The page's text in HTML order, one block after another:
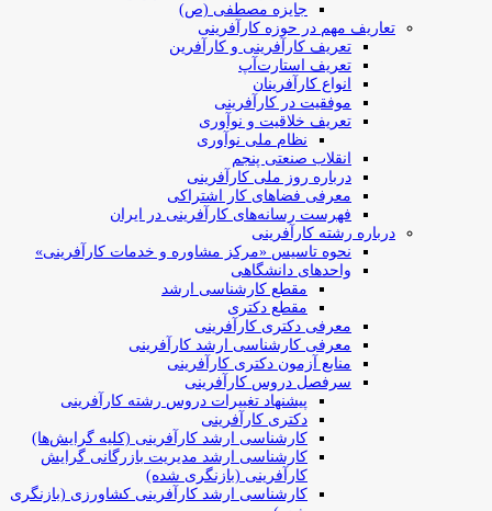
جایزه مصطفی (ص)
تعاریف مهم در حوزه کارآفرینی
تعریف کارآفرینی و کارآفرین
تعریف استارت‌آپ
انواع کارآفرینان
موفقیت در کارآفرینی
تعریف خلاقیت و نوآوری
نظام ملی نوآوری
انقلاب صنعتی پنجم
درباره روز ملی کارآفرینی
معرفی فضاهای کار اشتراکی
فهرست رسانه‌های کارآفرینی در ایران
درباره رشته کارآفرینی
نحوه تاسیس «مرکز مشاوره و خدمات کارآفرینی»
واحدهای دانشگاهی
مقطع کارشناسی ارشد
مقطع دکتری
معرفی دکتری کارآفرینی
معرفی کارشناسی ارشد کارآفرینی
منابع آزمون دکتری کارآفرینی
سرفصل دروس کارآفرینی
پیشنهاد تغییرات دروس رشته کارآفرینی
دکتری کارآفرینی
کارشناسی ارشد کارآفرینی (کلیه گرایش‌ها)
کارشناسی ارشد مدیریت بازرگانی گرایش
کارآفرینی (بازنگری شده)
کارشناسی ارشد کارآفرینی کشاورزی (بازنگری